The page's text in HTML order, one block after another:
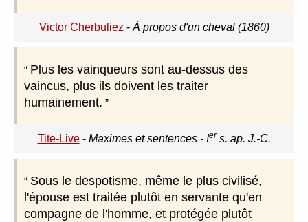
Victor Cherbuliez - À propos d'un cheval (1860)
Plus les vainqueurs sont au-dessus des
vaincus, plus ils doivent les traiter
humainement.
Tite-Live- Maximes et sentences - Ier s. ap. J.-C.
Sous le despotisme, même le plus civilisé,
l'épouse est traitée plutôt en servante qu'en
compagne de l'homme, et protégée plutôt